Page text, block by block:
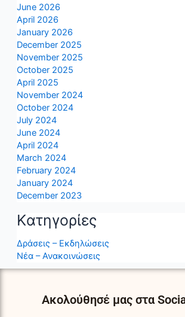
June 2026
April 2026
January 2026
December 2025
November 2025
October 2025
April 2025
November 2024
October 2024
July 2024
June 2024
April 2024
March 2024
February 2024
January 2024
December 2023
Kατηγορίες
Δράσεις – Εκδηλώσεις
Νέα – Ανακοινώσεις
Ακολούθησέ μας στα